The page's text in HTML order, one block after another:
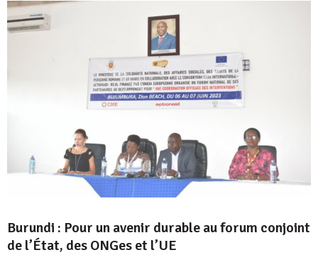
Burundi : Pour un avenir durable au forum conjoint
de l’État, des ONGes et l’UE